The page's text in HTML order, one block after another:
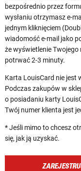
bezpośrednio przez
wysłaniu otrzymasz e-
jednym kliknięciem
wiadomość e-mail jako
że wyświetlenie
potrwać 2-3 minuty.
Karta LouisCard nie jest
Podczas zakupów w
o posiadaniu karty
Twój numer klienta jest
* Jeśli mimo to chcesz
się, jak ją uzyskać.